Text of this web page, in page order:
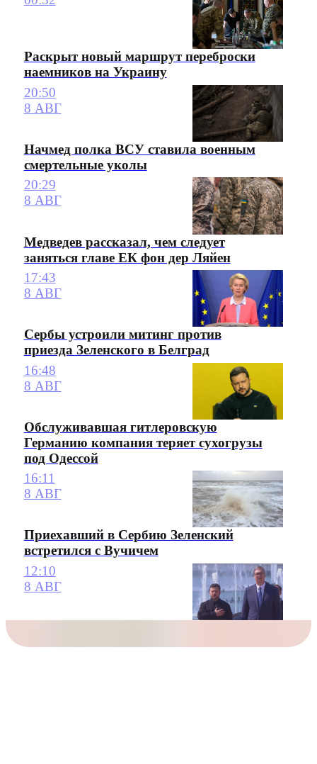
Раскрыт новый маршрут переброски
наемников на Украину
20:50
8 АВГ
Начмед полка ВСУ ставила военным
смертельные уколы
20:29
8 АВГ
Медведев рассказал, чем следует
заняться главе ЕК фон дер Ляйен
17:43
8 АВГ
Сербы устроили митинг против
приезда Зеленского в Белград
16:48
8 АВГ
Обслуживавшая гитлеровскую
Германию компания теряет сухогрузы
под Одессой
16:11
8 АВГ
Приехавший в Сербию Зеленский
встретился с Вучичем
12:10
8 АВГ